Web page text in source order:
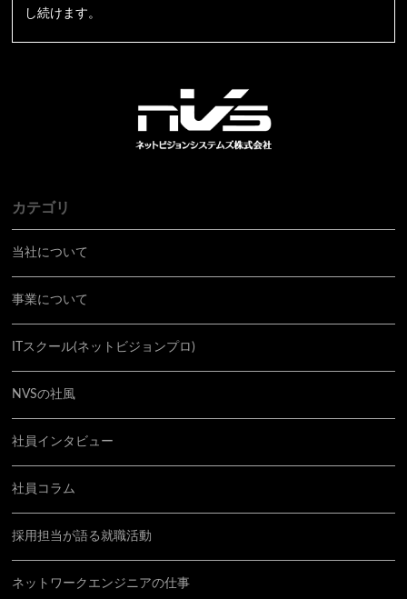
し続けます。
カテゴリ
当社について
事業について
ITスクール(ネットビジョンプロ)
NVSの社風
社員インタビュー
社員コラム
採用担当が語る就職活動
ネットワークエンジニアの仕事